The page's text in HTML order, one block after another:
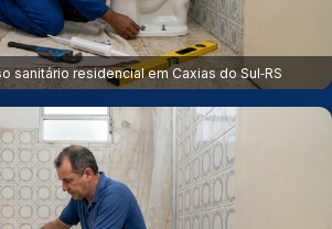
sanitário residencial em Caxias do Sul‑RS